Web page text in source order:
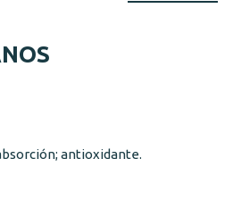
antioxidante.